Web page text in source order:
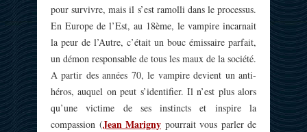
pour survivre, mais il s’est ramolli dans le processus.
En Europe de l’Est, au 18ème, le vampire incarnait
la peur de l’Autre, c’était un bouc émissaire parfait,
un démon responsable de tous les maux de la société.
A partir des années 70, le vampire devient un anti-
héros, auquel on peut s’identifier. Il n’est plus alors
qu’une victime de ses instincts et inspire la
compassion (Jean Marigny pourrait vous parler de